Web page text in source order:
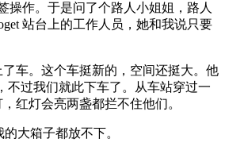
操作。于是问了个路人小姐姐，路人
站台上的工作人员，她和我说只要
车。这个车挺新的，空间还挺大。他
不过我们就此下车了。从车站穿过一
红灯会亮两盏都拦不住他们。
大箱子都放不下。